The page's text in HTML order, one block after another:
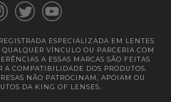
ESPECIALIZADA EM LENTES
VÍNCULO OU PARCERIA COM
A ESSAS MARCAS SÃO FEITAS
COMPATIBILIDADE DOS PRODUTOS.
NÃO PATROCINAM, APOIAM OU
DA KING OF LENSES.